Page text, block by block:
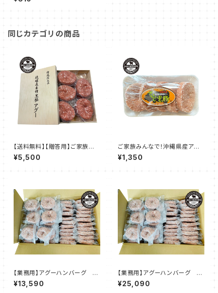
同じカテゴリの商品
【送料無料】【贈答用】ご家族み
んなで！沖縄県産アグーハンバ
ーグ 120g☓10個入り
¥5,500
ご家族みんなで！沖縄県産アグ
ーハンバーグ 120g☓5個入り
¥1,350
【業務用】アグーハンバーグ 12
0g☓50個入り（※真空個包装
済）
¥13,590
【業務用】アグーハンバーグ 12
0g☓100個入り（※真空個包装
済）
¥25,090